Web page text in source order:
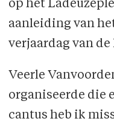
op het
aanleiding van
verjaardag van de
Veerle
organiseerde die
cantus heb ik